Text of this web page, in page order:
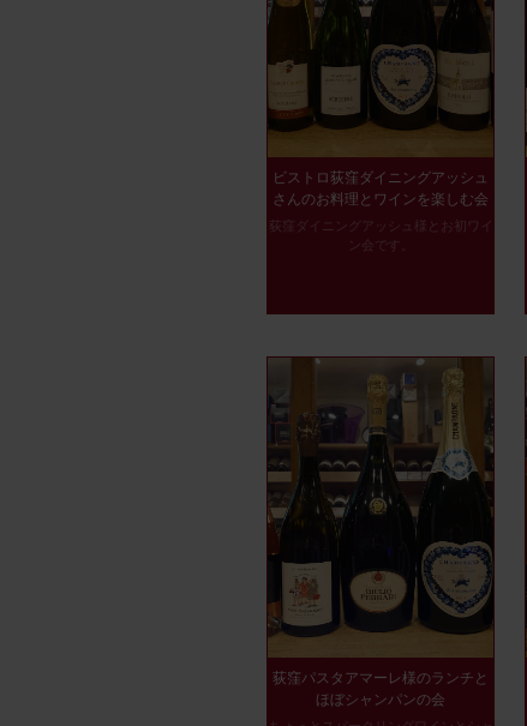
ビストロ荻窪ダイニングアッシュ
さんのお料理とワインを楽しむ会
荻窪ダイニングアッシュ様とお初ワイ
ン会です。
荻窪パスタアマーレ様のランチと
ほぼシャンパンの会